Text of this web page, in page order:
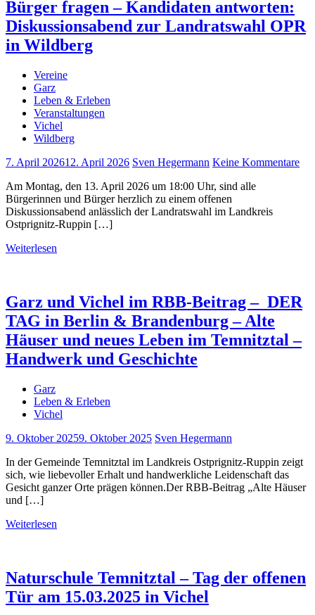
Bürger fragen – Kandidaten antworten:
Diskussionsabend zur Landratswahl OPR
in Wildberg
Vereine
Garz
Leben & Erleben
Veranstaltungen
Vichel
Wildberg
7. April 202612. April 2026 Sven Hegermann Keine Kommentare
Am Montag, den 13. April 2026 um 18:00 Uhr, sind alle
Bürgerinnen und Bürger herzlich zu einem offenen
Diskussionsabend anlässlich der Landratswahl im Landkreis
Ostprignitz-Ruppin […]
Weiterlesen
Garz und Vichel im RBB-Beitrag – DER
TAG in Berlin & Brandenburg – Alte
Häuser und neues Leben im Temnitztal –
Handwerk und Geschichte
Garz
Leben & Erleben
Vichel
9. Oktober 20259. Oktober 2025 Sven Hegermann
In der Gemeinde Temnitztal im Landkreis Ostprignitz-Ruppin zeigt
sich, wie liebevoller Erhalt und handwerkliche Leidenschaft das
Gesicht ganzer Orte prägen können.Der RBB-Beitrag „Alte Häuser
und […]
Weiterlesen
Naturschule Temnitztal – Tag der offenen
Tür am 15.03.2025 in Vichel